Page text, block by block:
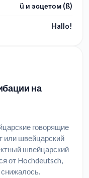
ü и эсцетом (ß)
Hallo!
на
говорящие
или швейцарский
швейцарский
от Hochdeutsch,
снижалось.